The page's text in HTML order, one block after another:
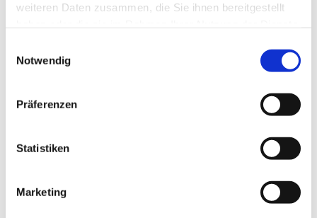
weiteren Daten zusammen, die Sie ihnen bereitgestellt
Notwendig
Präferenzen
Statistiken
Marketing
Dies könnte Sie auch